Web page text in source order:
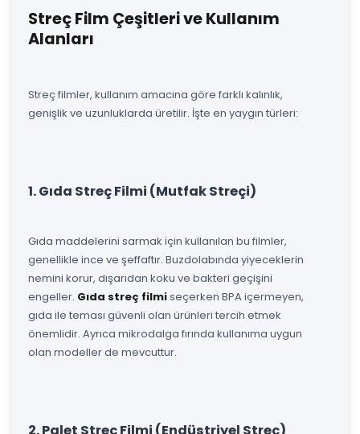
Streç Film Çeşitleri ve Kullanım
Alanları
Streç filmler, kullanım amacına göre farklı kalınlık,
genişlik ve uzunluklarda üretilir. İşte en yaygın türleri:
1. Gıda Streç Filmi (Mutfak Streçi)
Gıda maddelerini sarmak için kullanılan bu filmler,
genellikle ince ve şeffaftır. Buzdolabında yiyeceklerin
nemini korur, dışarıdan koku ve bakteri geçişini
engeller. Gıda streç filmiseçerken BPA içermeyen,
gıda ile teması güvenli olan ürünleri tercih etmek
önemlidir. Ayrıca mikrodalga fırında kullanıma uygun
olan modeller de mevcuttur.
2. Palet Streç Filmi (Endüstriyel Streç)